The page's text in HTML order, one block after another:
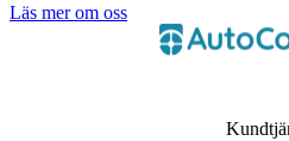
Läs mer om oss